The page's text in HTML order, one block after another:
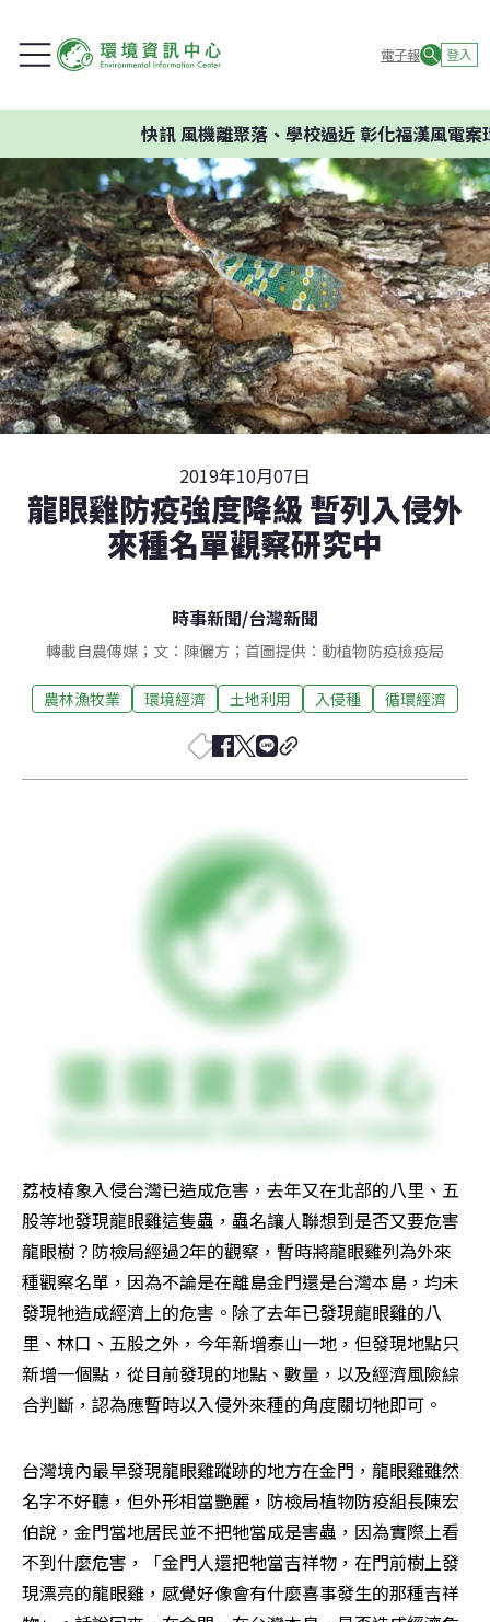
電子報 登入
快訊風機離聚落、學校過近 彰化福漢風電案環
2019年10月07日
龍眼雞防疫強度降級 暫列入侵外
來種名單觀察研究中
時事新聞/台灣新聞
轉載自農傳媒；文：陳儷方；首圖提供：動植物防疫檢疫局
農林漁牧業 環境經濟 土地利用 入侵種 循環經濟
荔枝椿象入侵台灣已造成危害，去年又在北部的八里、五
股等地發現龍眼雞這隻蟲，蟲名讓人聯想到是否又要危害
龍眼樹？防檢局經過2年的觀察，暫時將龍眼雞列為外來
種觀察名單，因為不論是在離島金門還是台灣本島，均未
發現牠造成經濟上的危害。除了去年已發現龍眼雞的八
里、林口、五股之外，今年新增泰山一地，但發現地點只
新增一個點，從目前發現的地點、數量，以及經濟風險綜
合判斷，認為應暫時以入侵外來種的角度關切牠即可。
台灣境內最早發現龍眼雞蹤跡的地方在金門，龍眼雞雖然
名字不好聽，但外形相當艷麗，防檢局植物防疫組長陳宏
伯說，金門當地居民並不把牠當成是害蟲，因為實際上看
不到什麼危害，「金門人還把牠當吉祥物，在門前樹上發
現漂亮的龍眼雞，感覺好像會有什麼喜事發生的那種吉祥